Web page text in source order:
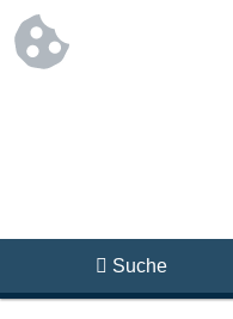
Suche